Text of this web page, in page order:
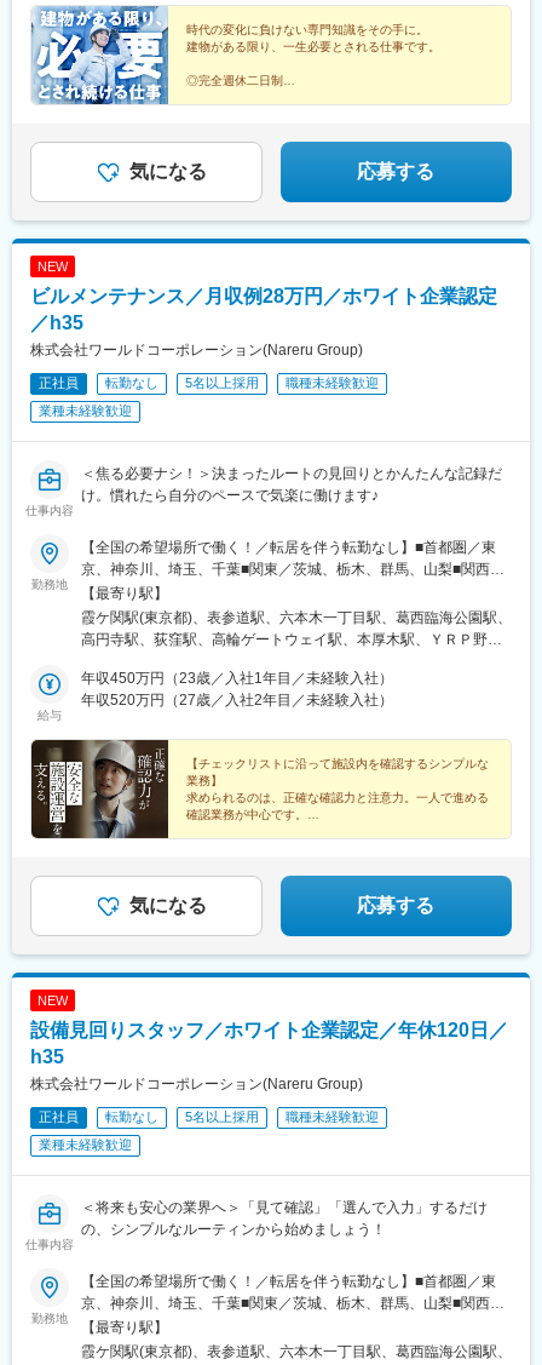
階■関西支店／大阪府大阪市中央区平野町2丁目4-9 淀屋橋PREX2
階■中部支店／愛知県名古屋市中村区名駅3-4-10 アルティメイト
名駅1st 4階■東北支店／宮城県仙台市宮城野区榴岡4-5-5 KTビル3
階■北海道支店／北海道札幌市北区7条西2-20 NCO札幌駅北口2
階■九州支店／福岡市博多区博多駅東2-10-35 博多プライムイース
代々木公園駅、京成立石駅、志茂駅、幡ケ谷駅、辰巳駅、浮間舟
渡駅、武蔵増戸駅、清瀬駅、萩山駅、富士見ケ丘駅、立川南駅、
押上駅、日比谷駅、新福井駅、梅島駅、西武球場前駅、荒川車庫
前駅、代田橋駅、両国駅、西武柳沢駅、志村坂上駅、氷川台駅、
東高円寺駅、河辺の森駅、西栗栖駅、三郷中央駅、鴨居駅、青砥
川駅、天神川駅、栗平駅、北鎌倉駅、青梅駅、昭和駅、森下駅(東
京都)、相原駅、大崎駅、落合南長崎駅、大和駅(神奈川県)、鶴間
矢川駅、六会日大前駅、植田駅(名古屋市営)、三河一宮駅、上野毛
駅、南御殿場駅、伊勢原駅、亀有駅、黒松内駅、新中野駅、谷塚
駅、志村三丁目駅、南砂町駅、三河島駅、千駄木駅、瑞江駅、木
谷駅、日の出駅(東京都)、金沢文庫駅、平塚駅、牛込柳町駅、新座
駅、麻布十番駅、平井駅(東京都)、一之江駅、赤土小学校前駅、久
槻市駅、鷺沼駅、香川駅、大濠公園駅、江戸川橋駅、池袋駅、若
葉台駅、京王よみうりランド駅、羽後牛島駅、新馬場駅、由仁
五日市駅、八日市駅、湯島駅、妙典駅、大矢知駅、平津駅、上社
駅、木ノ下駅、甚目寺駅、川越富洲原駅、春田駅、長泉なめり
駅、古庄駅、芝川駅、富士岡駅、門出駅、関ケ原駅、千城台駅、
室蘭駅、上板橋駅、羽島市役所前駅、大和田駅(北海道)、阿佐ケ谷
駅、上永谷駅、雑色駅、六町駅、港町駅、鮫洲駅、日進駅(北海
道)、丸亀駅、和田町駅、武蔵砂川駅、港南台駅、亀山駅(三重
県)、勝川駅、中山駅(神奈川県)、ウッディタウン中央駅、聖蹟桜
ケ丘駅、久里浜駅、倉見駅、海老名駅(相模線)、当麻寺駅、美乃坂
本駅、本郷台駅、玉川学園前駅、古淵駅、京成高砂駅、社家駅、
駅、静岡駅、竹橋駅、横手駅、東村山駅、王子神谷駅、浅野駅、
木曽川駅、小牧駅、下麻生駅、園田駅、北池袋駅、野跡駅、大学
前駅(滋賀県)、石山寺駅、黄檗駅(奈良線)、新井宿駅、芝浦ふ頭
駅、宝塚駅、島氏永駅、北朝霞駅、徳島駅、大村駅(兵庫県)、三石
駅、五十鈴ケ丘駅、関下有知駅、相模湖駅、木津駅(兵庫県)、東青
東京国際クルーズターミナル駅、虎ノ門駅、程久保駅、代々木八
幡駅、小平駅、立川駅、有楽町駅、福井駅(福井県)、明大前駅、両
国駅(都営線)、中野富士見町駅、高速神戸駅、越中島駅、小岩駅、
八坂駅、菊川駅(東京都)、下神明駅、椎名町駅、京急東神奈川駅、
久寿川駅、荒川一中前駅、武蔵小山駅、名古屋駅、塩釜口駅、中
駅、竹芝駅、若松河田駅、亀戸水神駅、東尾久三丁目駅、大塚駅
(東京都)、宮前平駅、神楽坂駅、青物横丁駅、穴守稲荷駅、堀切
江吉良駅、六郷土手駅、品川シーサイド駅、京急久里浜駅、熊野
前駅、立飛駅、神保町駅、東十条駅、安善駅、下板橋駅、明治神
宮前駅、虎ノ門ヒルズ駅、原宿駅、立川北駅、銀座駅、福井駅、
尾久駅、浅草橋駅、ハーバーランド駅、清澄白河駅、東白楽駅、
田駅(東京都)、本郷三丁目駅、鈴木町駅、栄町駅(東京都)、小川町
駅(東京都)、弁天橋駅、三田駅(東京都)
時代の変化に負けない専門知識をその手に。
建物がある限り、一生必要とされる仕事です。
◎完全週休二日制
◎20～30代の採用実績多数！
◎未経験から学べる研修体制！
気になる 応募する
NEW
ビルメンテナンス／月収例28万円／ホワイト企業認定
／h35
株式会社ワールドコーポレーション(Nareru Group)
正社員 転勤なし 5名以上採用
職種未経験歓迎
業種未経験歓迎
仕事内容
＜焦る必要ナシ！＞決まったルートの見回りとかんたんな記録だ
け。慣れたら自分のペースで気楽に働けます♪
勤務地
【全国の希望場所で働く！／転居を伴う転勤なし】■首都圏／東
京、神奈川、埼玉、千葉■関東／茨城、栃木、群馬、山梨■関西／
大阪、兵庫、京都、奈良、和歌山、滋賀■中部／愛知、岐阜、三
重、静岡■北信越／新潟、富山、石川、福井、長野■北海道・東北
／北海道、青森、秋田、岩手、宮城、福島、山形■中四国／鳥取、
佐賀、長崎、大分、熊本、宮崎、鹿児島、沖縄【事業所住所】■東
京本社／東京都千代田区二番町3番地5麹町三葉ビル3階■キャリア
階■関西支店／大阪府大阪市中央区平野町2丁目4-9 淀屋橋PREX2
階■中部支店／愛知県名古屋市中村区名駅3-4-10 アルティメイト
名駅1st 4階■東北支店／宮城県仙台市宮城野区榴岡4-5-5 KTビル3
階■北海道支店／北海道札幌市北区7条西2-20 NCO札幌駅北口2
階■九州支店／福岡市博多区博多駅東2-10-35 博多プライムイース
【最寄り駅】
霞ケ関駅(東京都)、表参道駅、六本木一丁目駅、葛西臨海公園駅、
高円寺駅、荻窪駅、高輪ゲートウェイ駅、本厚木駅、ＹＲＰ野比
谷保駅、テレコムセンター駅、飛田給駅、高松駅(東京都)、新高島
平駅、昭和島駅、拝島駅、北赤羽駅、柴崎体育館駅、西馬込駅、
代々木公園駅、京成立石駅、志茂駅、幡ケ谷駅、辰巳駅、浮間舟
渡駅、武蔵増戸駅、清瀬駅、萩山駅、富士見ケ丘駅、立川南駅、
押上駅、日比谷駅、新福井駅、梅島駅、西武球場前駅、荒川車庫
前駅、代田橋駅、両国駅、西武柳沢駅、志村坂上駅、氷川台駅、
東高円寺駅、河辺の森駅、西栗栖駅、三郷中央駅、鴨居駅、青砥
川駅、天神川駅、栗平駅、北鎌倉駅、青梅駅、昭和駅、森下駅(東
京都)、相原駅、大崎駅、落合南長崎駅、大和駅(神奈川県)、鶴間
矢川駅、六会日大前駅、植田駅(名古屋市営)、三河一宮駅、上野毛
駅、志村三丁目駅、南砂町駅、三河島駅、千駄木駅、瑞江駅、木
谷駅、日の出駅(東京都)、金沢文庫駅、平塚駅、牛込柳町駅、新座
駅、麻布十番駅、平井駅(東京都)、一之江駅、赤土小学校前駅、久
槻市駅、鷺沼駅、香川駅、大濠公園駅、江戸川橋駅、池袋駅、若
葉台駅、京王よみうりランド駅、羽後牛島駅、新馬場駅、由仁
五日市駅、八日市駅、湯島駅、妙典駅、大矢知駅、平津駅、上社
駅、木ノ下駅、甚目寺駅、川越富洲原駅、春田駅、長泉なめり
駅、古庄駅、芝川駅、富士岡駅、門出駅、関ケ原駅、千城台駅、
室蘭駅、上板橋駅、羽島市役所前駅、大和田駅(北海道)、阿佐ケ谷
駅、上永谷駅、雑色駅、六町駅、港町駅、鮫洲駅、日進駅(北海
給与
年収450万円（23歳／入社1年目／未経験入社）
年収520万円（27歳／入社2年目／未経験入社）
【チェックリストに沿って施設内を確認するシンプルな
業務】
求められるのは、正確な確認力と注意力。一人で進める
確認業務が中心です。
★月残業平均19.5時間
★完全週休2日制
気になる 応募する
NEW
設備見回りスタッフ／ホワイト企業認定／年休120日／
h35
株式会社ワールドコーポレーション(Nareru Group)
正社員 転勤なし 5名以上採用
職種未経験歓迎
業種未経験歓迎
仕事内容
＜将来も安心の業界へ＞「見て確認」「選んで入力」するだけ
の、シンプルなルーティンから始めましょう！
勤務地
【全国の希望場所で働く！／転居を伴う転勤なし】■首都圏／東
京、神奈川、埼玉、千葉■関東／茨城、栃木、群馬、山梨■関西／
大阪、兵庫、京都、奈良、和歌山、滋賀■中部／愛知、岐阜、三
重、静岡■北信越／新潟、富山、石川、福井、長野■北海道・東北
【最寄り駅】
霞ケ関駅(東京都)、表参道駅、六本木一丁目駅、葛西臨海公園駅、